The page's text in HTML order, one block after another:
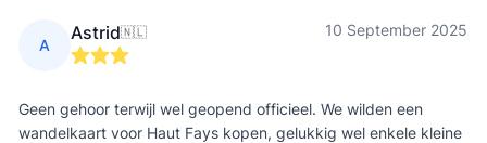
A
Astrid🇳🇱 10 September 2025
Geen gehoor terwijl wel geopend officieel. We wilden een
wandelkaart voor Haut Fays kopen, gelukkig wel enkele kleine